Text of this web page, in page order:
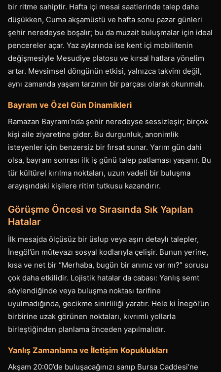
bir ritme sahiptir. Hafta içi mesai saatlerinde talep daha
düşükken, Cuma akşamüstü ve hafta sonu pazar günleri
şehir neredeyse boşalır; bu da muzait buluşmalar için ideal
pencereler açar. Yaz aylarında ise kent içi mobilitenin
değişmesiyle Mesudiye platosu ve kırsal hatlara yönelim
artar. Mevsimsel döngünün etkisi, yalnızca takvim değil,
aynı zamanda yaşam tarzının bir parçası olarak okunmalı.
Bayram ve Özel Gün Dinamikleri
Ramazan Bayramı’nda şehir neredeyse sessizleşir; birçok
kişi aile ziyaretine gider. Bu durgunluk, anonimlik
isteyenler için benzersiz bir fırsat sunar. Yarım gün dahi
olsa, bayram sonrası ilk iş günü talep patlaması yaşanır. Bu
tür kültürel kırılma noktaları, uzun vadeli bir buluşma
arayışındaki kişilere ritim tutkusu kazandırır.
Görüşme Öncesi ve Sırasında Sık Yapılan
Hatalar
İlk mesajda ölçüsüz bir üslup veya aşırı detaylı talepler,
İnegöl’ün mütevazı sosyal kodlarıyla çelişir. Bunun yerine,
kısa ve net bir “Merhaba, bugün bir anınız var mı?” sorusu
çok daha etkilidir. Lojistik hatalar da cabası: Yanlış semt
söylendiğinde veya buluşma noktası tarifine
uyulmadığında, gecikme sinirliliği yaratır. Hele ki İnegöl’ün
birbirine uzak görünen noktaları, kıvrımlı yollarla
birleştiğinden planlama önceden yapılmalıdır.
Yanlış Zamanlama ve İletişim Kopuklukları
Akşam 20:00’de buluşacağınızı sanıp Bursa Caddesi’ne